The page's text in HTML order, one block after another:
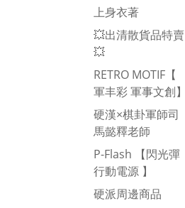
上身衣著
💥出清散貨品特賣
💥
RETRO MOTIF【
軍丰彩 軍事文創】
硬漢×棋卦軍師司
馬懿釋老師
P-Flash 【閃光彈
行動電源 】
硬派周邊商品